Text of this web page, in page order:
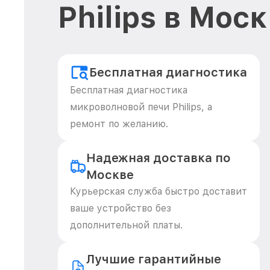
Philips в
Бесплатная диагностика
Бесплатная диагностика
микроволновой печи Philips, а
ремонт по желанию.
Надежная доставка по
Москве
Курьерская служба быстро доставит
ваше устройство без
дополнительной платы.
Лучшие гарантийные